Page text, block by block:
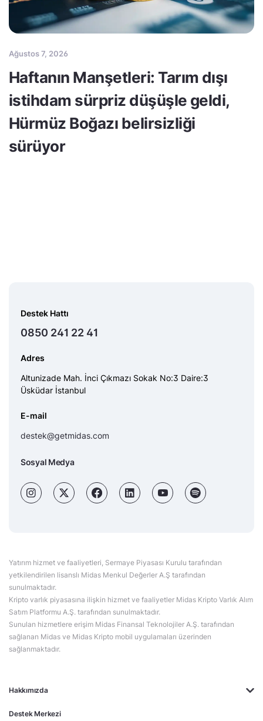
Ağustos 7, 2026
Haftanın Manşetleri: Tarım dışı
istihdam sürpriz düşüşle geldi,
Hürmüz Boğazı belirsizliği
sürüyor
Hakkımızda
Destek Merkezi
Destek Hattı
0850 241 22 41
Adres
Altunizade Mah. İnci Çıkmazı Sokak No:3 Daire:3
Üsküdar İstanbul
E-mail
destek@getmidas.com
Sosyal Medya
Yatırım hizmet ve faaliyetleri, Sermaye Piyasası Kurulu tarafından
yetkilendirilen lisanslı Midas Menkul Değerler A.Ş tarafından
sunulmaktadır.
Kripto varlık piyasasına ilişkin hizmet ve faaliyetler Midas Kripto Varlık Alım
Satım Platformu A.Ş. tarafından sunulmaktadır.
Sunulan hizmetlere erişim Midas Finansal Teknolojiler A.Ş. tarafından
sağlanan Midas ve Midas Kripto mobil uygulamaları üzerinden
sağlanmaktadır.